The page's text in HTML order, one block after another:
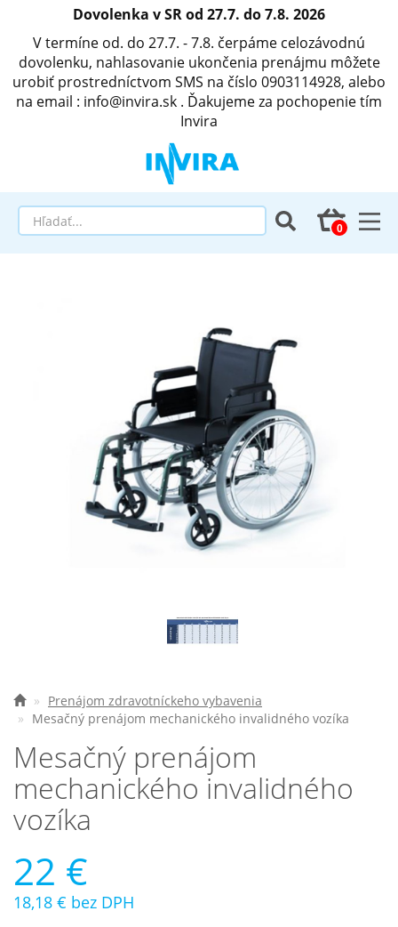
Dovolenka v SR od 27.7. do 7.8. 2026
V termíne od. do 27.7. - 7.8. čerpáme celozávodnú
dovolenku, nahlasovanie ukončenia prenájmu môžete
urobiť prostredníctvom SMS na číslo 0903114928, alebo
na email : info@invira.sk . Ďakujeme za pochopenie tím
Invira
Elektrické vozíky
Ostatné pomôcky
Zdravotnícke prístroje
O spoločnosti
Kontakt
Prenájom zdravotníckeho vybavenia
Mesačný prenájom mechanického invalidného vozíka
Mesačný prenájom
mechanického invalidného
vozíka
22 €
18,18 € bez DPH